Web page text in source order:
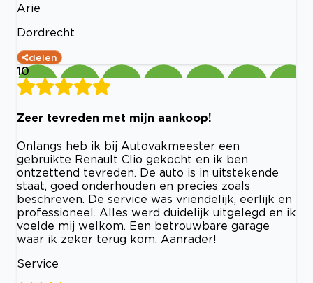
Arie
Dordrecht
delen
10
Zeer tevreden met mijn aankoop!
Onlangs heb ik bij Autovakmeester een
gebruikte Renault Clio gekocht en ik ben
ontzettend tevreden. De auto is in uitstekende
staat, goed onderhouden en precies zoals
beschreven. De service was vriendelijk, eerlijk en
professioneel. Alles werd duidelijk uitgelegd en ik
voelde mij welkom. Een betrouwbare garage
waar ik zeker terug kom. Aanrader!
Service